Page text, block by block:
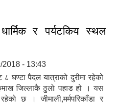
र पर्यटकिय स्थल
2018 - 13:43
घण्टा पैदल यात्राको दुरीमा रहेको
जिल्लाकै ठुलाे पहाड हो । यस
छ । जीमाली,मर्मपरिकाँडा र